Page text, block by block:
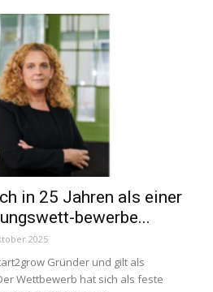
in 25 Jahren als einer
bewerbe...
2025
Gründer und gilt als
Wettbewerb hat sich als feste